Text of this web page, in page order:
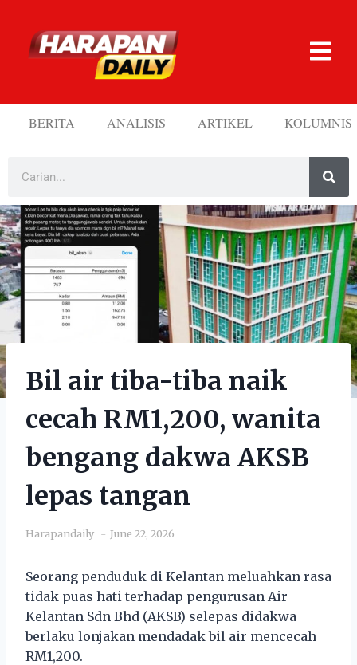
BERITA ANALISIS ARTIKEL KOLUMNIS
Bil air tiba-tiba naik
cecah RM1,200, wanita
bengang dakwa AKSB
lepas tangan
Harapandaily June 22, 2026
Seorang penduduk di Kelantan meluahkan rasa
tidak puas hati terhadap pengurusan Air
Kelantan Sdn Bhd (AKSB) selepas didakwa
berlaku lonjakan mendadak bil air mencecah
RM1,200.